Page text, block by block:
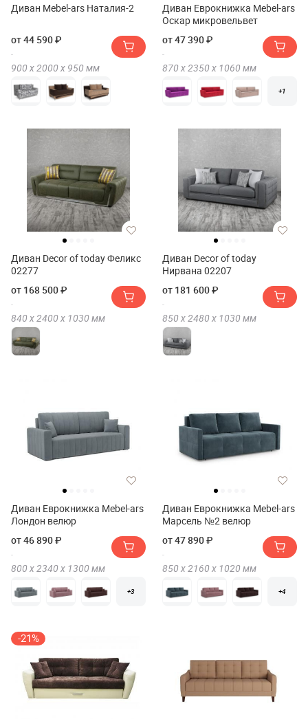
Диван Mebel-ars Наталия-2
от 44 590 ₽
900 х2000 х 950 мм
Диван Еврокнижка Mebel-ars
Оскар микровельвет
от 47 390 ₽
870 х2350 х 1060 мм
+1
Диван Decor of today Феликс
02277
от 168 500 ₽
840 х 2400 х 1030 мм
Диван Decor of today
Нирвана 02207
от 181 600 ₽
850 х 2480 х 1030 мм
Диван Еврокнижка Mebel-ars
Лондон велюр
от 46 890 ₽
800 х 2340 х 1300 мм
+3
Диван Еврокнижка Mebel-ars
Марсель №2 велюр
от 47 890 ₽
850 х 2160 х 1020 мм
+4
-21%